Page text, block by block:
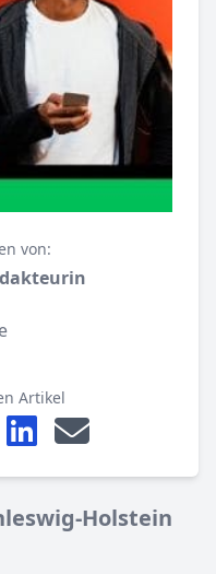
von:
Artikel
Holstein